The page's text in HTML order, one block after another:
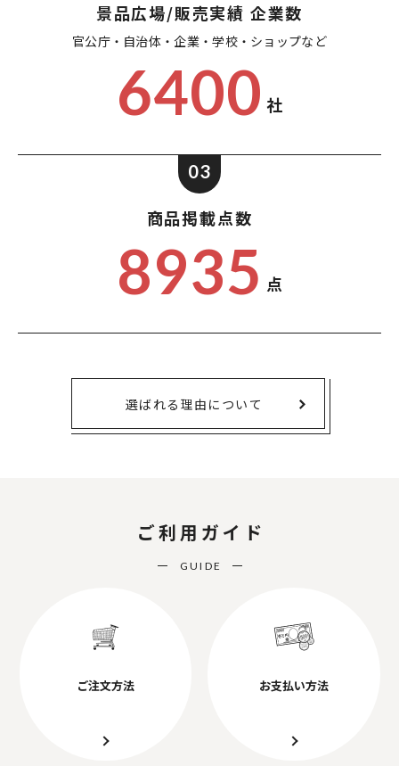
景品広場/販売実績 企業数
官公庁・自治体・企業・学校・ショップなど
6400 社
03
商品掲載点数
8935 点
選ばれる理由について
ご利用ガイド
GUIDE
ご注文方法 お支払い方法